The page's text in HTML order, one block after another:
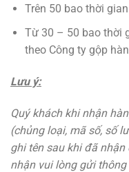
Trên 50 bao thời
Từ 30 – 50 bao thời
theo Công ty gộp
Lưu ý:
Quý khách khi nhận
(chủng loại, mã số, số
ghi tên sau khi đã
nhận vui lòng gửi